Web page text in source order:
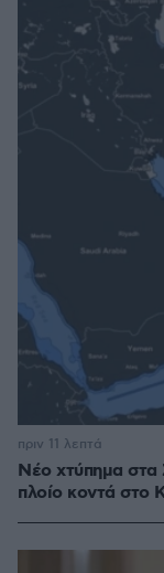
Νέο χτύπημα
πλοίο κοντά στο
πριν 11 λεπτά